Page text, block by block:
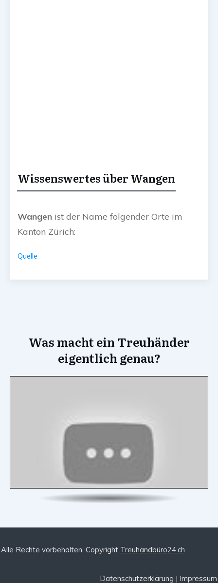
Wissenswertes über Wangen
Wangen ist der Name folgender Orte im
Kanton Zürich:
Quelle
Was macht ein Treuhänder
eigentlich genau?
Alle Rechte vorbehalten. Copyright Treuhandbüro24.ch
Datenschutzerklärung | Impressum